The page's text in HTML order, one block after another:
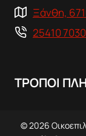
Ξάνθη,
25410
ΤΡΟΠΟΙ
© 2026